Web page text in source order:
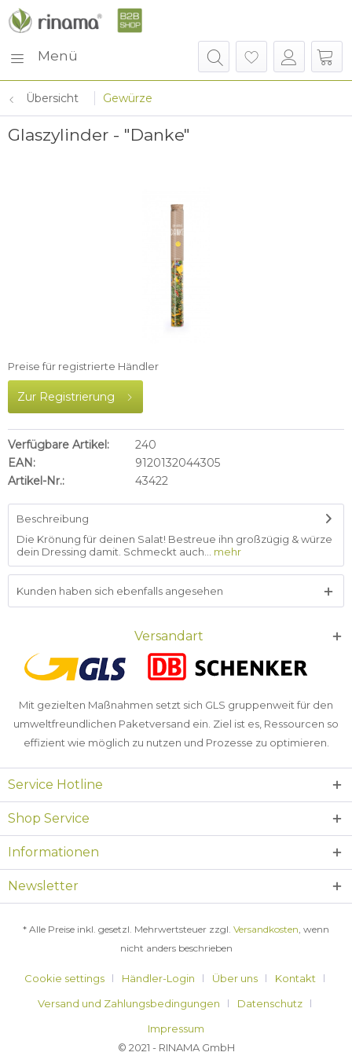
Menü
Übersicht Gewürze
Glaszylinder - "Danke"
Preise für registrierte Händler
Zur Registrierung
Verfügbare Artikel:
240
EAN:
9120132044305
Artikel-Nr.:
43422
Beschreibung
Die Krönung für deinen Salat! Bestreue ihn großzügig & würze
dein Dressing damit. Schmeckt auch...
mehr
Kunden haben sich ebenfalls angesehen
Versandart
Mit gezielten Maßnahmen setzt sich GLS gruppenweit für den
umweltfreundlichen Paketversand ein. Ziel ist es, Ressourcen so
effizient wie möglich zu nutzen und Prozesse zu optimieren.
Service Hotline
Shop Service
Informationen
Newsletter
* Alle Preise inkl. gesetzl. Mehrwertsteuer zzgl. Versandkosten, wenn
nicht anders beschrieben
Cookie settings Händler-Login Über uns
Kontakt
Versand und Zahlungsbedingungen
Datenschutz
Impressum
© 2021 - RINAMA GmbH